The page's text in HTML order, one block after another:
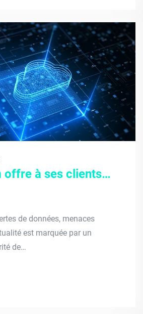
offre à ses clients…
de données, menaces
est marquée par un
de…